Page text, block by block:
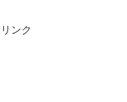
ンク